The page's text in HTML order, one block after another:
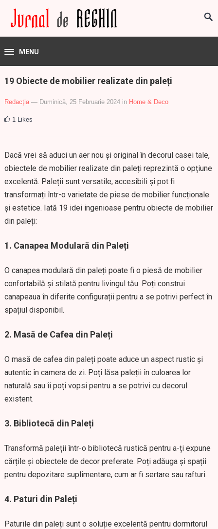
MENU
19 Obiecte de mobilier realizate din paleți
Redacția — Duminică, 25 Februarie 2024 in Home & Deco
1 Likes
Dacă vrei să aduci un aer nou și original în decorul casei tale,
obiectele de mobilier realizate din paleți reprezintă o opțiune
excelentă. Paleții sunt versatile, accesibili și pot fi
transformați într-o varietate de piese de mobilier funcționale
și estetice. Iată 19 idei ingenioase pentru obiecte de mobilier
din paleți:
1. Canapea Modulară din Paleți
O canapea modulară din paleți poate fi o piesă de mobilier
confortabilă și stilată pentru livingul tău. Poți construi
canapeaua în diferite configurații pentru a se potrivi perfect în
spațiul disponibil.
2. Masă de Cafea din Paleți
O masă de cafea din paleți poate aduce un aspect rustic și
autentic în camera de zi. Poți lăsa paleții în culoarea lor
naturală sau îi poți vopsi pentru a se potrivi cu decorul
existent.
3. Bibliotecă din Paleți
Transformă paleții într-o bibliotecă rustică pentru a-ți expune
cărțile și obiectele de decor preferate. Poți adăuga și spații
pentru depozitare suplimentare, cum ar fi sertare sau rafturi.
4. Paturi din Paleți
Paturile din paleți sunt o soluție excelentă pentru dormitorul